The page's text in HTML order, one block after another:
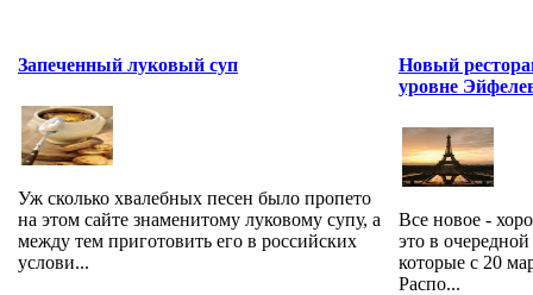
Запеченный луковый суп
Уж сколько хвалебных песен было пропето
на этом сайте знаменитому луковому супу, а
между тем приготовить его в российских
услови...
Новый
уровне
Все новое -
это в
которые с 20
Распо...